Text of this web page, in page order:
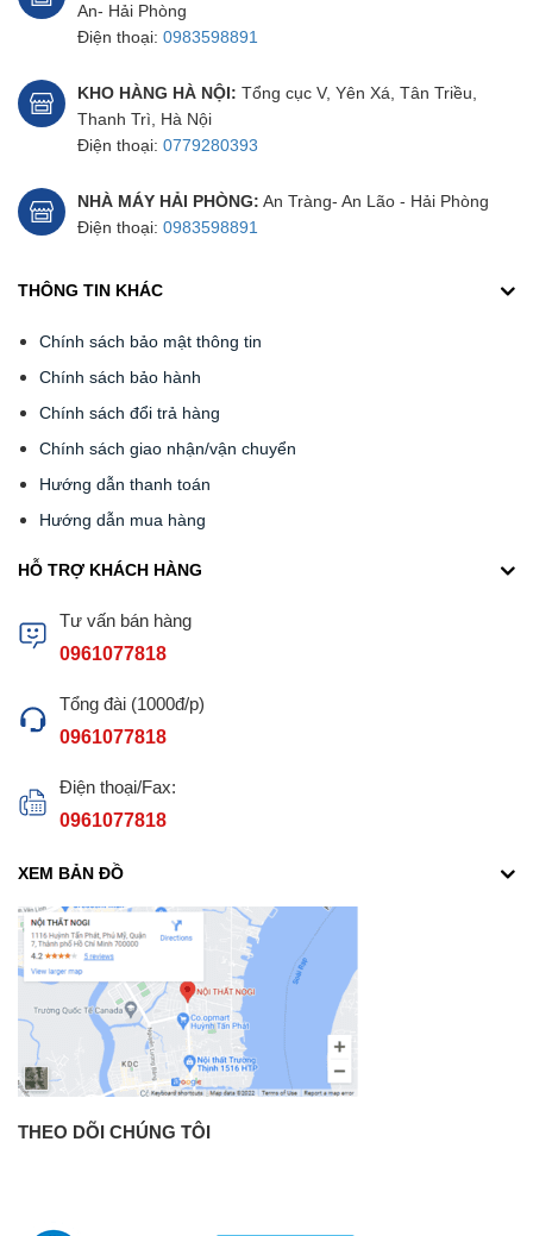
An- Hải Phòng
Điện thoại: 0983598891
KHO HÀNG HÀ NỘI: Tổng cục V, Yên Xá, Tân Triều,
Thanh Trì, Hà Nội
Điện thoại: 0779280393
NHÀ MÁY HẢI PHÒNG: An Tràng- An Lão - Hải Phòng
Điện thoại: 0983598891
THÔNG TIN KHÁC
Chính sách bảo mật thông tin
Chính sách bảo hành
Chính sách đổi trả hàng
Chính sách giao nhận/vận chuyển
Hướng dẫn thanh toán
Hướng dẫn mua hàng
HỖ TRỢ KHÁCH HÀNG
Tư vấn bán hàng
0961077818
Tổng đài (1000đ/p)
0961077818
Điện thoại/Fax:
0961077818
XEM BẢN ĐỒ
THEO DÕI CHÚNG TÔI